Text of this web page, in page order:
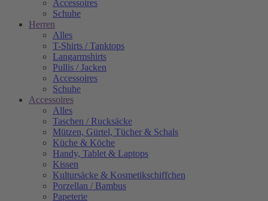
Accessoires
Schuhe
Herren
Alles
T-Shirts / Tanktops
Langarmshirts
Pullis / Jacken
Accessoires
Schuhe
Accessoires
Alles
Taschen / Rucksäcke
Mützen, Gürtel, Tücher & Schals
Küche & Köche
Handy, Tablet & Laptops
Kissen
Kultursäcke & Kosmetikschiffchen
Porzellan / Bambus
Papeterie